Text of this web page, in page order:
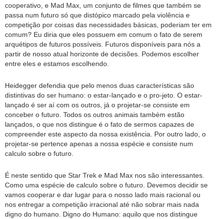
cooperativo, e Mad Max, um conjunto de filmes que também se
passa num futuro só que distópico marcado pela violência e
competição por coisas das necessidades básicas, poderiam ter em
comum? Eu diria que eles possuem em comum o fato de serem
arquétipos de futuros possíveis. Futuros disponíveis para nós a
partir de nosso atual horizonte de decisões. Podemos escolher
entre eles e estamos escolhendo.
Heidegger defendia que pelo menos duas características são
distintivas do ser humano: o estar-lançado e o pro-jeto. O estar-
lançado é ser aí com os outros, já o projetar-se consiste em
conceber o futuro. Todos os outros animais também estão
lançados, o que nos distingue é o fato de sermos capazes de
compreender este aspecto da nossa existência. Por outro lado, o
projetar-se pertence apenas a nossa espécie e consiste num
calculo sobre o futuro.
É neste sentido que Star Trek e Mad Max nos são interessantes.
Como uma espécie de calculo sobre o futuro. Devemos decidir se
vamos cooperar e dar lugar para o nosso lado mais racional ou
nos entregar a competição irracional até não sobrar mais nada
digno do humano. Digno do Humano: aquilo que nos distingue